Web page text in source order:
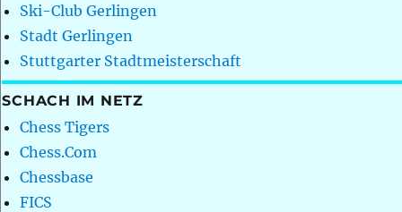
Ski-Club Gerlingen
Stadt Gerlingen
Stuttgarter Stadtmeisterschaft
SCHACH IM NETZ
Chess Tigers
Chess.Com
Chessbase
FICS